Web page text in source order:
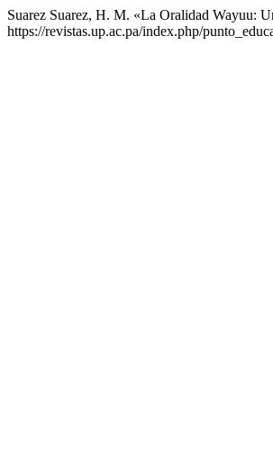
Suarez Suarez, H. M. «La Oralidad Wayuu:
https://revistas.up.ac.pa/index.php/